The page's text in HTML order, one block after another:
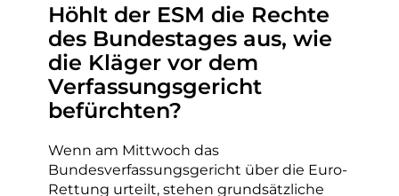
Höhlt der ESM die Rechte
des Bundestages aus, wie
die Kläger vor dem
Verfassungsgericht
befürchten?
Wenn am Mittwoch das
Bundesverfassungsgericht über die Euro-
Rettung urteilt, stehen grundsätzliche